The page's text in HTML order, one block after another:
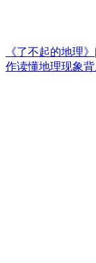
《了不起的地理
作读懂地理现象